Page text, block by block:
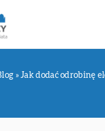
»Jak dodać odrobinę